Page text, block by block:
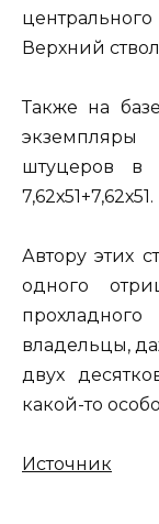
Верхний
Также на
штуцеров в
7,62х51+7,62х51.
Автору этих
одного
владельцы,
двух
какой-то
Источник